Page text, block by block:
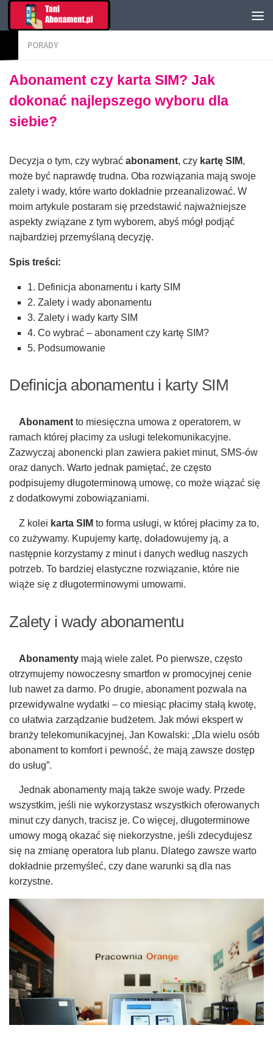
PORADY
Abonament czy karta SIM? Jak
dokonać najlepszego wyboru dla
siebie?
Decyzja o tym, czy wybrać abonament, czy kartę SIM,
może być naprawdę trudna. Oba rozwiązania mają swoje
zalety i wady, które warto dokładnie przeanalizować. W
moim artykule postaram się przedstawić najważniejsze
aspekty związane z tym wyborem, abyś mógł podjąć
najbardziej przemyślaną decyzję.
Spis treści:
1. Definicja abonamentu i karty SIM
2. Zalety i wady abonamentu
3. Zalety i wady karty SIM
4. Co wybrać – abonament czy kartę SIM?
5. Podsumowanie
Definicja abonamentu i karty SIM
Abonamentto miesięczna umowa z operatorem, w
ramach której płacimy za usługi telekomunikacyjne.
Zazwyczaj abonencki plan zawiera pakiet minut, SMS-ów
oraz danych. Warto jednak pamiętać, że często
podpisujemy długoterminową umowę, co może wiązać się
z dodatkowymi zobowiązaniami.
Z kolei karta SIM to forma usługi, w której płacimy za to,
co zużywamy. Kupujemy kartę, doładowujemy ją, a
następnie korzystamy z minut i danych według naszych
potrzeb. To bardziej elastyczne rozwiązanie, które nie
wiąże się z długoterminowymi umowami.
Zalety i wady abonamentu
Abonamentymają wiele zalet. Po pierwsze, często
otrzymujemy nowoczesny smartfon w promocyjnej cenie
lub nawet za darmo. Po drugie, abonament pozwala na
przewidywalne wydatki – co miesiąc płacimy stałą kwotę,
co ułatwia zarządzanie budżetem. Jak mówi ekspert w
branży telekomunikacyjnej, Jan Kowalski: „Dla wielu osób
abonament to komfort i pewność, że mają zawsze dostęp
do usług”.
Jednak abonamenty mają także swoje wady. Przede
wszystkim, jeśli nie wykorzystasz wszystkich oferowanych
minut czy danych, tracisz je. Co więcej, długoterminowe
umowy mogą okazać się niekorzystne, jeśli zdecydujesz
się na zmianę operatora lub planu. Dlatego zawsze warto
dokładnie przemyśleć, czy dane warunki są dla nas
korzystne.